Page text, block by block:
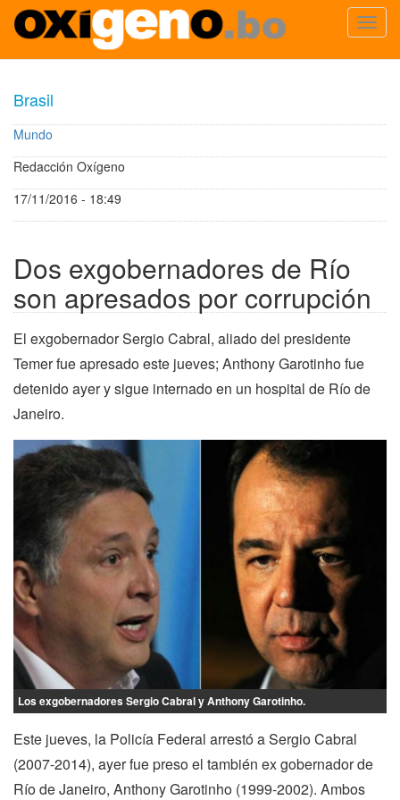
contenido
principal
Brasil
Mundo
Redacción Oxígeno
17/11/2016 - 18:49
Dos exgobernadores de Río
son apresados por corrupción
El exgobernador Sergio Cabral, aliado del presidente
Temer fue apresado este jueves; Anthony Garotinho fue
detenido ayer y sigue internado en un hospital de Río de
Janeiro.
Los exgobernadores Sergio Cabral y Anthony Garotinho.
Este jueves, la Policía Federal arrestó a Sergio Cabral
(2007-2014), ayer fue preso el también ex gobernador de
Río de Janeiro, Anthony Garotinho (1999-2002). Ambos